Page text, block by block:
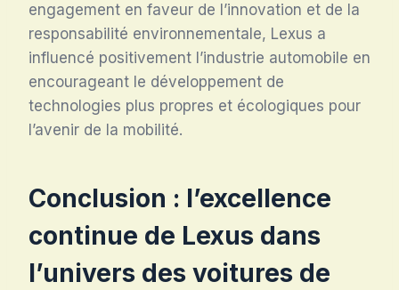
engagement en faveur de l’innovation et de la
responsabilité environnementale, Lexus a
influencé positivement l’industrie automobile en
encourageant le développement de
technologies plus propres et écologiques pour
l’avenir de la mobilité.
Conclusion : l’excellence
continue de Lexus dans
l’univers des voitures de